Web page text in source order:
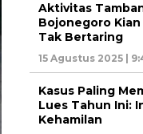
Aktivitas
Bojonegoro
Tak Bertaring
15 Agustus 2025 |
Kasus Paling
Lues Tahun Ini:
Kehamilan